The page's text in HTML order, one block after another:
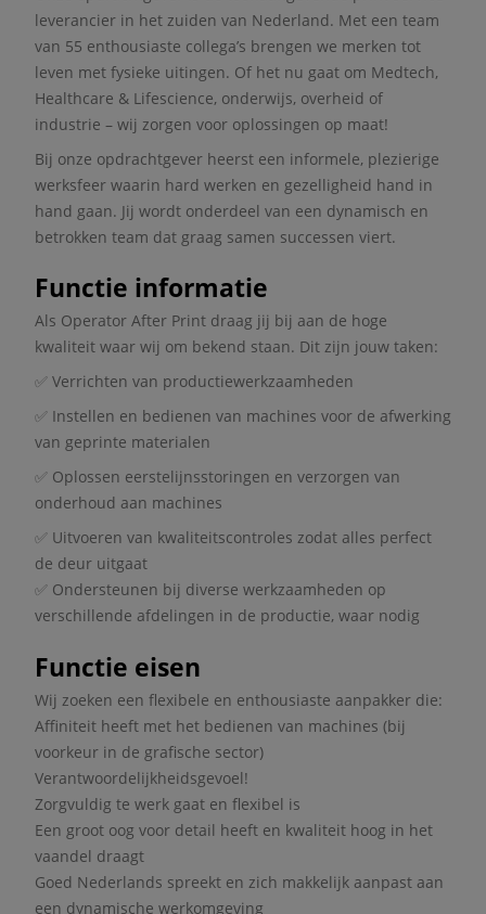
leverancier in het zuiden van Nederland. Met een team
van 55 enthousiaste collega’s brengen we merken tot
leven met fysieke uitingen. Of het nu gaat om Medtech,
Healthcare & Lifescience, onderwijs, overheid of
industrie – wij zorgen voor oplossingen op maat!
Bij onze opdrachtgever heerst een informele, plezierige
werksfeer waarin hard werken en gezelligheid hand in
hand gaan. Jij wordt onderdeel van een dynamisch en
betrokken team dat graag samen successen viert.
Functie informatie
Als Operator After Print draag jij bij aan de hoge
kwaliteit waar wij om bekend staan. Dit zijn jouw taken:
✅ Verrichten van productiewerkzaamheden
✅ Instellen en bedienen van machines voor de afwerking
van geprinte materialen
✅ Oplossen eerstelijnsstoringen en verzorgen van
onderhoud aan machines
✅ Uitvoeren van kwaliteitscontroles zodat alles perfect
de deur uitgaat
✅ Ondersteunen bij diverse werkzaamheden op
verschillende afdelingen in de productie, waar nodig
Functie eisen
Wij zoeken een flexibele en enthousiaste aanpakker die:
Affiniteit heeft met het bedienen van machines (bij
voorkeur in de grafische sector)
Verantwoordelijkheidsgevoel!
Zorgvuldig te werk gaat en flexibel is
Een groot oog voor detail heeft en kwaliteit hoog in het
vaandel draagt
Goed Nederlands spreekt en zich makkelijk aanpast aan
een dynamische werkomgeving